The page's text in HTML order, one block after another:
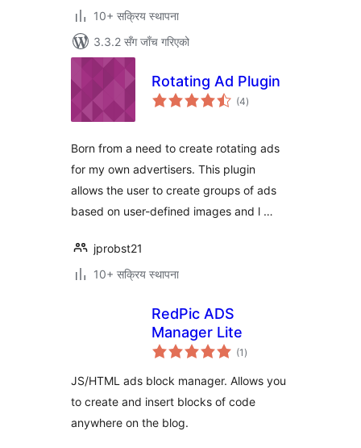
10+ सक्रिय स्थापना
3.3.2 सँग जाँच गरिएको
Rotating Ad Plugin
(4कुल
रेटिङ्गहरू
)
Born from a need to create rotating ads
for my own advertisers. This plugin
allows the user to create groups of ads
based on user-defined images and l …
jprobst21
10+ सक्रिय स्थापना
RedPic ADS
Manager Lite
(1 कुल
रेटिङ्गहरू
)
JS/HTML ads block manager. Allows you
to create and insert blocks of code
anywhere on the blog.